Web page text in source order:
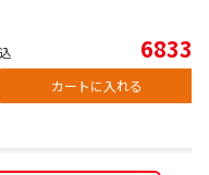
6833
カートに入れる